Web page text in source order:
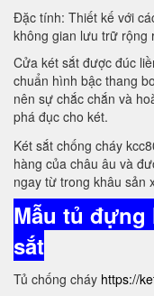
Đặc tính: Thiết kế với
không gian lưu trữ rộng
Cửa két sắt được đúc
chuẩn hình bậc thang
nên sự chắc chắn và
phá đục cho két.
Két sắt chống cháy
hàng của châu âu và
ngay từ trong khâu sản
Mẫu tủ
sắt
Tủ chống cháy https://